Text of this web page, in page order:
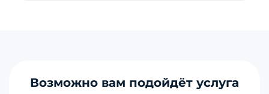
Возможно вам подойдёт услуга